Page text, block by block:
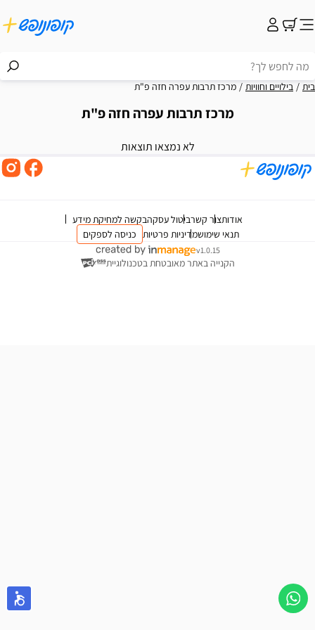
בית בילויים וחוויות מרכז תרבות עפרה חזה פ"ת
מרכז תרבות עפרה חזה פ"ת
לא נמצאו תוצאות
אודותצור קשרביטול עסקהבקשה למחיקת מידע
תנאי שימושמדיניות פרטיות כניסה לספקים
v1.0.15
הקנייה באתר מאובטחת בטכנולוגיית